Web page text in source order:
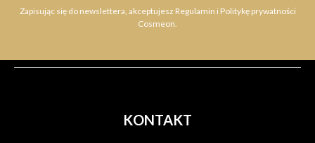
Zapisując się do newslettera, akceptujesz Regulamin i Politykę prywatności
Cosmeon.
KONTAKT